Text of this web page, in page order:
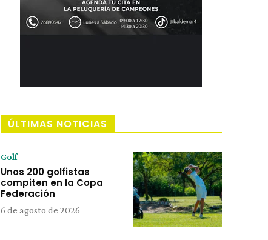
ÚLTIMAS NOTICIAS
Golf
Unos 200 golfistas
compiten en la Copa
Federación
6 de agosto de 2026